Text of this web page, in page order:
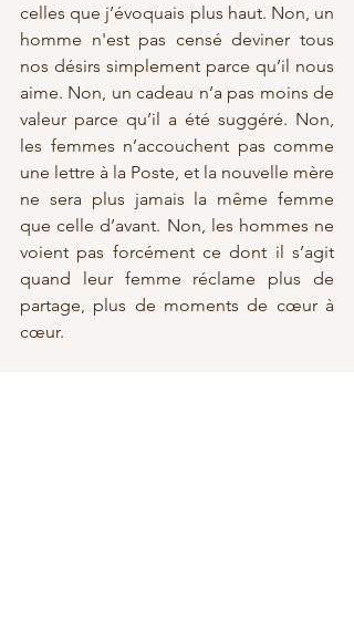
celles que j’évoquais plus haut. Non, un
homme n'est pas censé deviner tous
nos désirs simplement parce qu’il nous
aime. Non, un cadeau n’a pas moins de
valeur parce qu’il a été suggéré. Non,
les femmes n’accouchent pas comme
une lettre à la Poste, et la nouvelle mère
ne sera plus jamais la même femme
que celle d’avant. Non, les hommes ne
voient pas forcément ce dont il s’agit
quand leur femme réclame plus de
partage, plus de moments de cœur à
cœur.